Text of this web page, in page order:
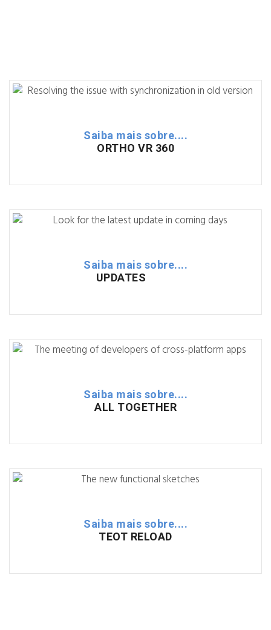
Saiba mais sobre....
ORTHO VR 360
Saiba mais sobre....
UPDATES
Saiba mais sobre....
ALL TOGETHER
Saiba mais sobre....
TEOT RELOAD